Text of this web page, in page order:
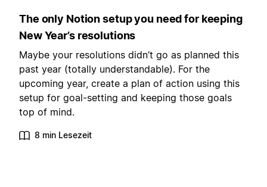
The only Notion setup you need for keeping
New Year’s resolutions
Maybe your resolutions didn’t go as planned this
past year (totally understandable). For the
upcoming year, create a plan of action using this
setup for goal-setting and keeping those goals
top of mind.
8 min Lesezeit